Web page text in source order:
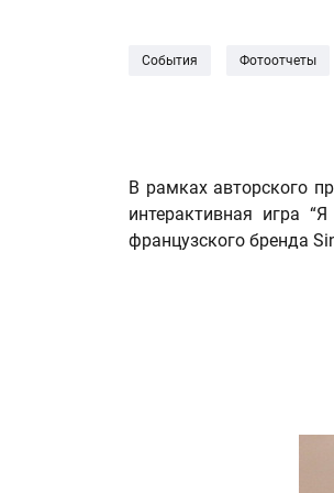
События Фотоотчеты
В рамках авторского
интерактивная игра
французского бренда